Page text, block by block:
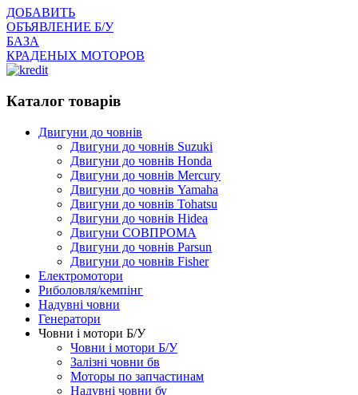
ДОБАВИТЬ
ОБЪЯВЛЕНИЕ Б/У
БАЗА
КРАДЕНЫХ МОТОРОВ
Каталог товарів
Двигуни до човнів
Двигуни до човнів Suzuki
Двигуни до човнів Honda
Двигуни до човнів Mercury
Двигуни до човнів Yamaha
Двигуни до човнів Tohatsu
Двигуни до човнів Hidea
Двигуни СОВПРОМА
Двигуни до човнів Parsun
Двигуни до човнів Fisher
Електромотори
Риболовля/кемпінг
Надувні човни
Генератори
Човни і мотори Б/У
Човни і мотори Б/У
Залізні човни бв
Моторы по запчастинам
Надувні човни бу